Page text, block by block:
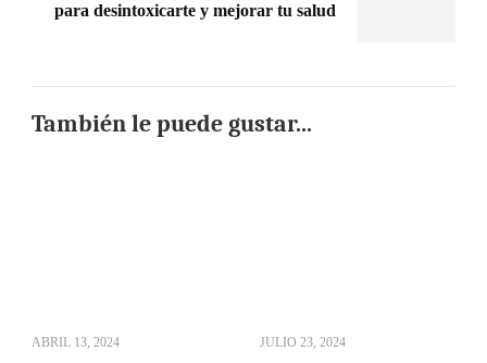
para desintoxicarte y mejorar tu salud
También le puede gustar...
ABRIL 13, 2024 JULIO 23, 2024